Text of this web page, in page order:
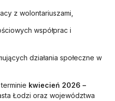
z wolontariuszami,
współprac i
działania społeczne w
kwiecień 2026 –
Łodzi oraz województwa